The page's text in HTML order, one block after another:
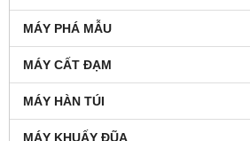
MÁY PHÁ MẪU
MÁY CẤT ĐẠM
MÁY HÀN TÚI
MÁY KHUẤY ĐŨA